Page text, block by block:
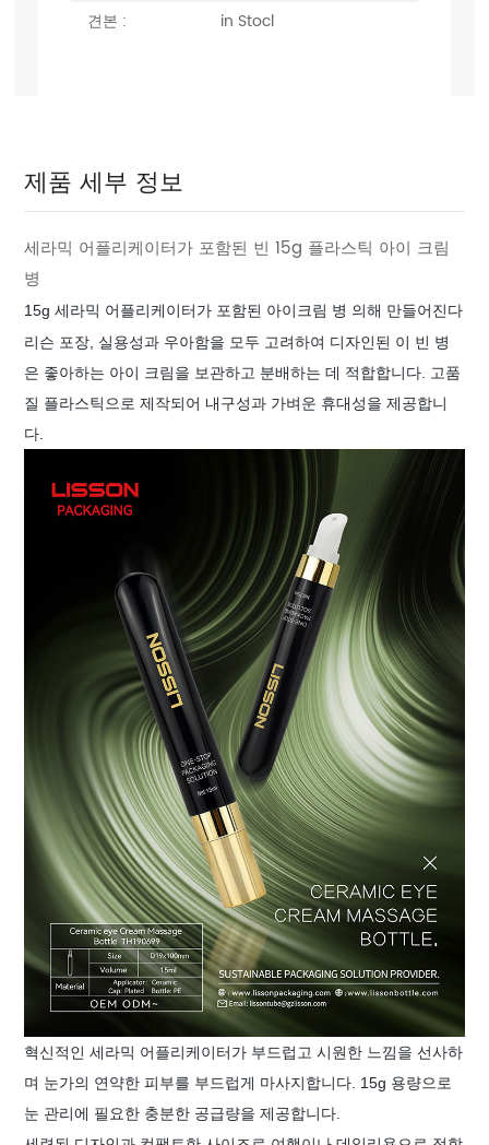
견본 :
in Stocl
제품 세부 정보
세라믹 어플리케이터가 포함된 빈 15g 플라스틱 아이 크림
병
15g세라믹 어플리케이터가 포함된 아이크림 병 의해 만들어진다
리슨 포장, 실용성과 우아함을 모두 고려하여 디자인된 이 빈 병
은 좋아하는 아이 크림을 보관하고 분배하는 데 적합합니다. 고품
질 플라스틱으로 제작되어 내구성과 가벼운 휴대성을 제공합니
다.
혁신적인 세라믹 어플리케이터가 부드럽고 시원한 느낌을 선사하
며 눈가의 연약한 피부를 부드럽게 마사지합니다. 15g 용량으로
눈 관리에 필요한 충분한 공급량을 제공합니다.